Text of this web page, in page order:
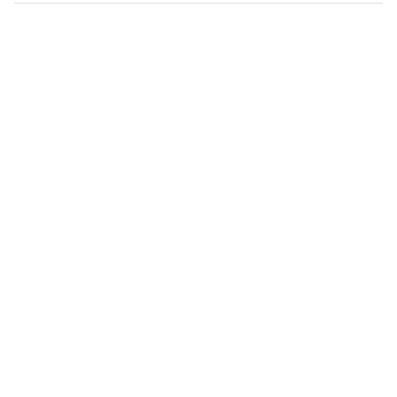
(Wochenendmiete)